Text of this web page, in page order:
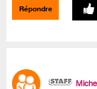
Répondre